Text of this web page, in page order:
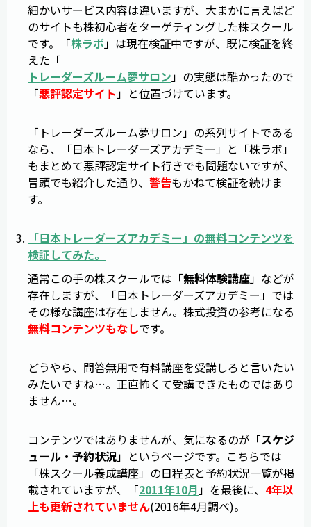
細かいサービス内容は違いますが、大まかに言えばど
のサイトも株初心者をターゲティングした株スクール
です。「株ラボ」は現在検証中ですが、既に検証を終
えた「
トレーダーズルーム夢サロン 」の実態は酷かったので
「悪評認定サイト 」と位置づけています。
「トレーダーズルーム夢サロン」の系列サイトである
なら、「日本トレーダーズアカデミー」と「株ラボ」
もまとめて悪評認定サイト行きでも問題ないですが、
冒頭でも紹介した通り、 警告もかねて検証を続けま
す。
「日本トレーダーズアカデミー 」の無料コンテンツを
検証してみた。
通常この手の株スクールでは「無料体験講座」などが
存在しますが、「日本トレーダーズアカデミー」では
その様な講座は存在しません。株式投資の参考になる
無料コンテンツもなしです。
どうやら、問答無用で有料講座を受講しろと言いたい
みたいですね…。正直怖くて受講できたものではあり
ません…。
コンテンツではありませんが、気になるのが「スケジ
ュール・予約状況」というページです。こちらでは
「株スクール養成講座」の日程表と予約状況一覧が掲
載されていますが、「2011年10月 」を最後に、 4年以
上も更新されていません(2016年4月調べ)。